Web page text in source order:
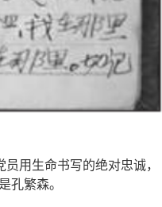
用生命书写的绝对忠诚，
孔繁森。